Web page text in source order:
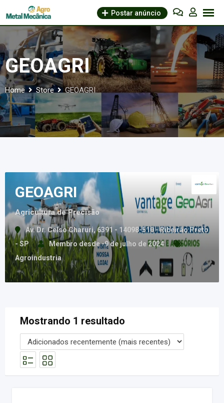
to
Postar anúncio
GEOAGRI
Home Store GEOAGRI
GEOAGRI
Agricultura de Precisão
Av. Dr. Celso Charuri, 6391 - 14098-510 - Ribeirão Preto
- SP
Membro desde -9 de julho de 2024
Agroindustria
Mostrando 1 resultado